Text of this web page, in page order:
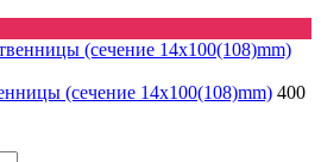
(сечение 14x100(108)mm) 400